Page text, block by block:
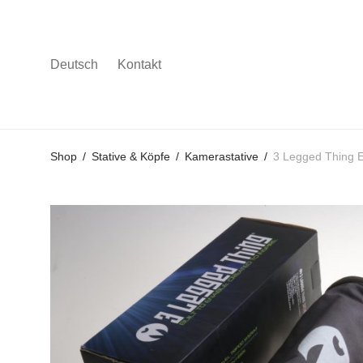
Deutsch Kontakt
Shop / Stative & Köpfe / Kamerastative / 3 Legged Thing